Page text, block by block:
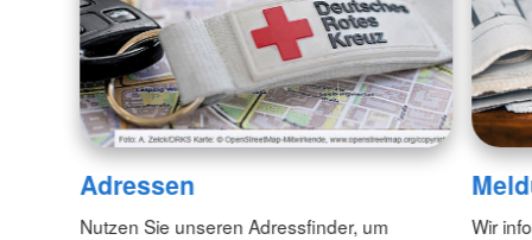
Adressen
Nutzen Sie unseren Adressfinder, um
Wir